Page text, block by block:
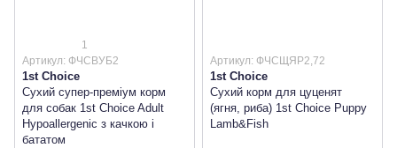
1
Артикул: ФЧСВУБ2
1st Choice
Сухий супер-преміум корм
для собак 1st Choice Adult
Hypoallergenic з качкою і
бататом
Артикул: ФЧСЩЯР2,72
1st Choice
Сухий корм для цуценят
(ягня, риба) 1st Choice Puppy
Lamb&Fish